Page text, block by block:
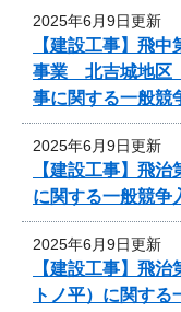
2025年6月9日更新
【建設工事】飛
事業 北吉城地区
事に関する一般競
2025年6月9日更新
【建設工事】飛
に関する一般競争
2025年6月9日更新
【建設工事】飛
トノ平）に関す